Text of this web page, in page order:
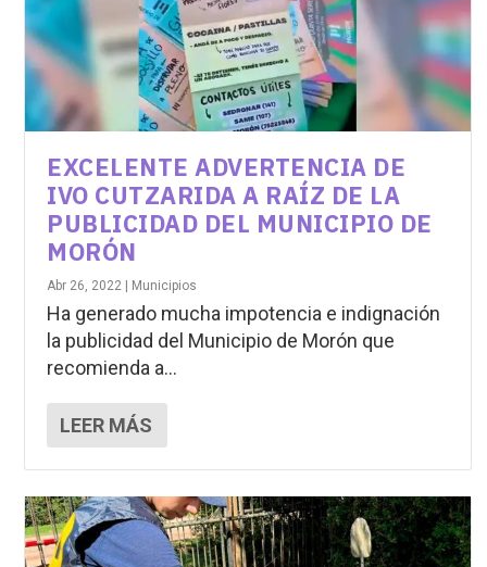
EXCELENTE ADVERTENCIA DE
IVO CUTZARIDA A RAÍZ DE LA
PUBLICIDAD DEL MUNICIPIO DE
MORÓN
Abr 26, 2022 Municipios
Ha generado mucha impotencia e indignación
la publicidad del Municipio de Morón que
recomienda a...
LEER MÁS